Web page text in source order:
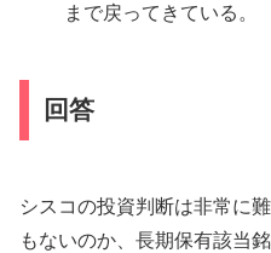
まで戻ってきている。
回答
シスコの投資判断は非常に
もないのか、長期保有該当